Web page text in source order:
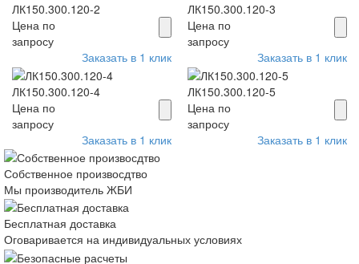
ЛК150.300.120-2
Цена по
запросу
Заказать в 1 клик
ЛК150.300.120-3
Цена по
запросу
Заказать в 1 клик
ЛК150.300.120-4
Цена по
запросу
Заказать в 1 клик
ЛК150.300.120-5
Цена по
запросу
Заказать в 1 клик
Собственное произвосдтво
Мы производитель ЖБИ
Бесплатная доставка
Оговаривается на индивидуальных условиях